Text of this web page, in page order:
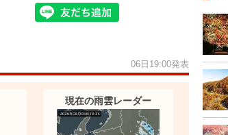
06日19:00発表
現在の雨雲レーダー